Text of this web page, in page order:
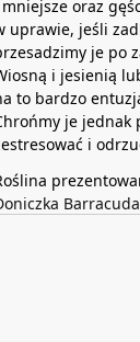
oraz
uprawie, jeśli
je po
i jesienią
to bardzo
je jednak
i